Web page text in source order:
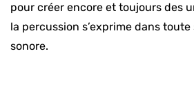
pour créer encore et toujours des
la percussion s’exprime dans
sonore.